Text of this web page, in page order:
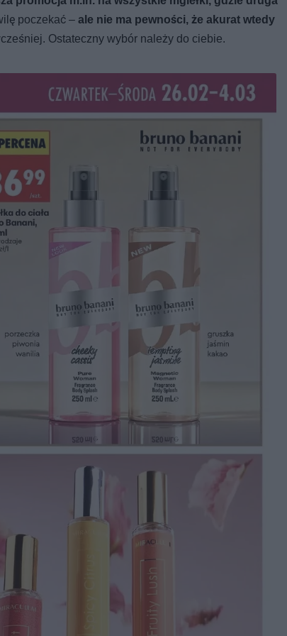
poczekać – ale nie ma pewności, że akurat wtedy
Ostateczny wybór należy do ciebie.